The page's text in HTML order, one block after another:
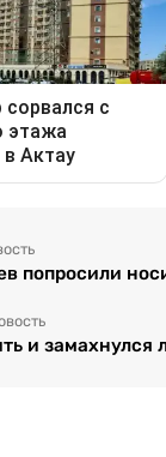
попросили
и